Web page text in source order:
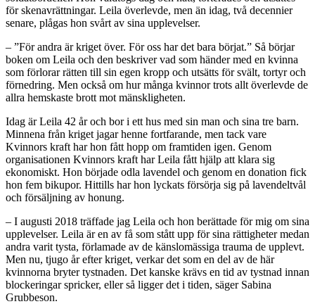
för skenavrättningar. Leila överlevde, men än idag, två decennier
senare, plågas hon svårt av sina upplevelser.
– ”För andra är kriget över. För oss har det bara börjat.” Så börjar
boken om Leila och den beskriver vad som händer med en kvinna
som förlorar rätten till sin egen kropp och utsätts för svält, tortyr och
förnedring. Men också om hur många kvinnor trots allt överlevde de
allra hemskaste brott mot mänskligheten.
Idag är Leila 42 år och bor i ett hus med sin man och sina tre barn.
Minnena från kriget jagar henne fortfarande, men tack vare
Kvinnors kraft har hon fått hopp om framtiden igen. Genom
organisationen Kvinnors kraft har Leila fått hjälp att klara sig
ekonomiskt. Hon började odla lavendel och genom en donation fick
hon fem bikupor. Hittills har hon lyckats försörja sig på lavendeltvål
och försäljning av honung.
– I augusti 2018 träffade jag Leila och hon berättade för mig om sina
upplevelser. Leila är en av få som stått upp för sina rättigheter medan
andra varit tysta, förlamade av de känslomässiga trauma de upplevt.
Men nu, tjugo år efter kriget, verkar det som en del av de här
kvinnorna bryter tystnaden. Det kanske krävs en tid av tystnad innan
blockeringar spricker, eller så ligger det i tiden, säger Sabina
Grubbeson.